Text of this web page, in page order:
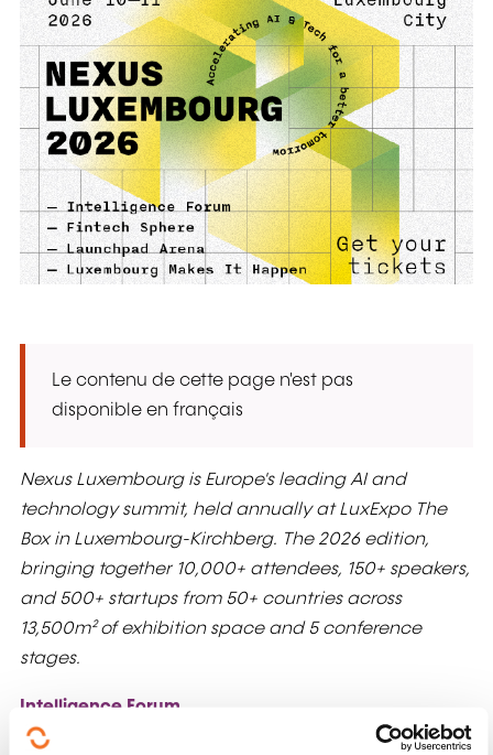
Le contenu de cette page n'est pas
disponible en français
Nexus Luxembourg is Europe's leading AI and
technology summit, held annually at LuxExpo The
Box in Luxembourg-Kirchberg. The 2026 edition,
bringing together 10,000+ attendees, 150+ speakers,
and 500+ startups from 50+ countries across
13,500m² of exhibition space and 5 conference
stages.
Intelligence Forum